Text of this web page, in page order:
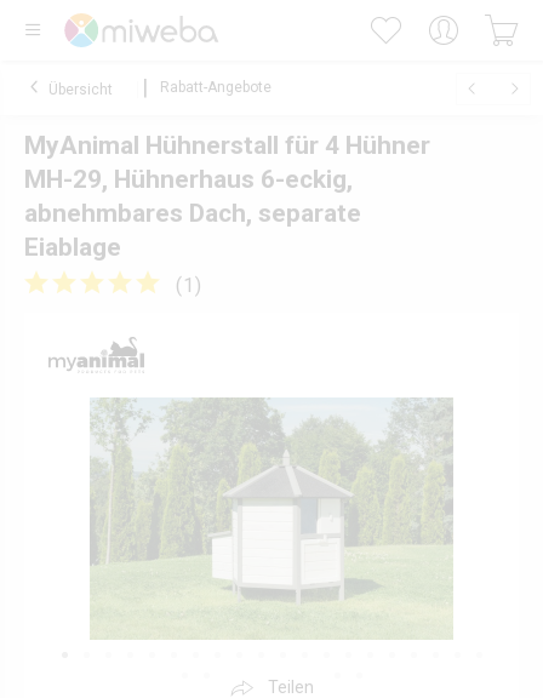
Übersicht Rabatt-Angebote
MyAnimal Hühnerstall für 4 Hühner
MH-29, Hühnerhaus 6-eckig,
abnehmbares Dach, separate
Eiablage
(1 )
Teilen